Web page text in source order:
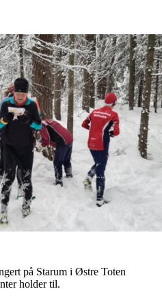
på Starum i Østre Toten
holder til.